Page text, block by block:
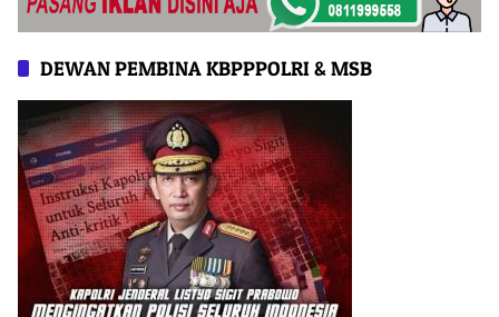
DEWAN PEMBINA KBPPPOLRI & MSB